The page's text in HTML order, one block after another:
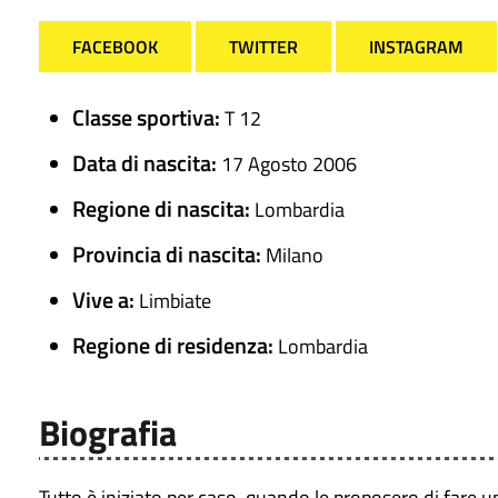
FACEBOOK TWITTER INSTAGRAM
Classe sportiva:T 12
Data di nascita: 17 Agosto 2006
Regione di nascita: Lombardia
Provincia di nascita: Milano
Vive a: Limbiate
Regione di residenza: Lombardia
Biografia